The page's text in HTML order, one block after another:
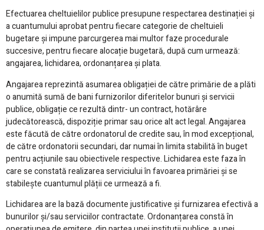
Efectuarea cheltuielilor publice presupune respectarea destinației și
a cuantumului aprobat pentru fiecare categorie de cheltuieli
bugetare și impune parcurgerea mai multor faze procedurale
succesive, pentru fiecare alocație bugetară, după cum urmează:
angajarea, lichidarea, ordonanțarea și plata.
Angajarea reprezintă asumarea obligației de către primărie de a plăti
o anumită sumă de bani furnizorilor diferitelor bunuri și servicii
publice, obligație ce rezultă dintr- un contract, hotărâre
judecătorească, dispoziție primar sau orice alt act legal. Angajarea
este făcută de către ordonatorul de credite sau, în mod excepțional,
de către ordonatorii secundari, dar numai în limita stabilită în buget
pentru acțiunile sau obiectivele respective. Lichidarea este faza în
care se constată realizarea serviciului în favoarea primăriei și se
stabilește cuantumul plății ce urmează a fi.
Lichidarea are la bază documente justificative și furnizarea efectivă a
bunurilor și/sau serviciilor contractate. Ordonanțarea constă în